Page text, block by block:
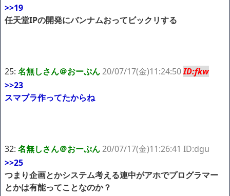
>>19
任天堂IPの開発にバンナムおってビックリする
25: 名無しさん＠おーぷん20/07/17(金)11:24:50ID:fkw
>>23
スマブラ作ってたからね
32: 名無しさん＠おーぷん20/07/17(金)11:26:41 ID:dgu
>>25
つまり企画とかシステム考える連中がアホでプログラマー
とかは有能ってことなのか？